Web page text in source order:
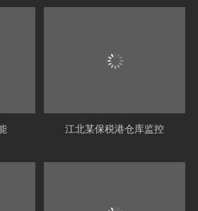
江北某保税港仓库监控